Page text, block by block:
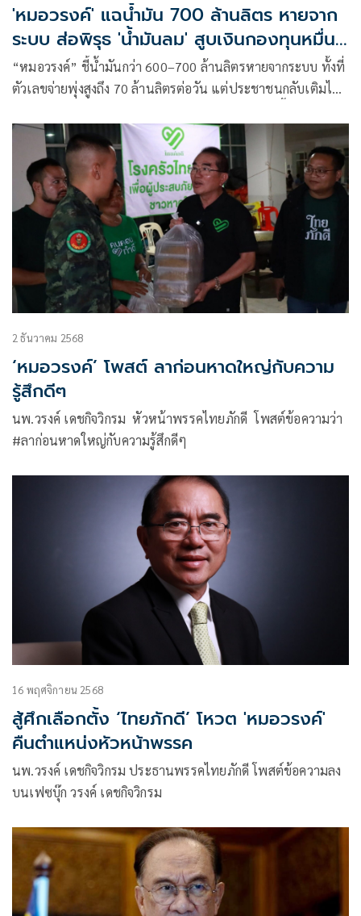
'หมอวรงค์' แฉน้ำมัน 700 ล้านลิตร หายจาก
ระบบ ส่อพิรุธ 'น้ำมันลม' สูบเงินกองทุนหมื่น
ล้าน
“หมอวรงค์” ชี้น้ำมันกว่า 600–700 ล้านลิตรหายจากระบบ ทั้งที่
ตัวเลขจ่ายพุ่งสูงถึง 70 ล้านลิตรต่อวัน แต่ประชาชนกลับเติมไม่
บัญชีสต็อกจริงตั้งแต่โรงกลั่นถึงปั๊ม ซัดหน่วยงานรัฐทำงานไม่ตรง
จุด ตั้งคำถามใครอยู่เบื้องหลัง
2 ธันวาคม 2568
‘หมอวรงค์’ โพสต์ ลาก่อนหาดใหญ่กับความ
รู้สึกดีๆ
นพ.วรงค์ เดชกิจวิกรม หัวหน้าพรรคไทยภักดี โพสต์ข้อความว่า
#ลาก่อนหาดใหญ่กับความรู้สึกดีๆ
16 พฤศจิกายน 2568
สู้ศึกเลือกตั้ง ‘ไทยภักดี’ โหวต 'หมอวรงค์'
คืนตำแหน่งหัวหน้าพรรค
นพ.วรงค์ เดชกิจวิกรม ประธานพรรคไทยภักดี โพสต์ข้อความลง
บนเฟซบุ๊ก วรงค์ เดชกิจวิกรม